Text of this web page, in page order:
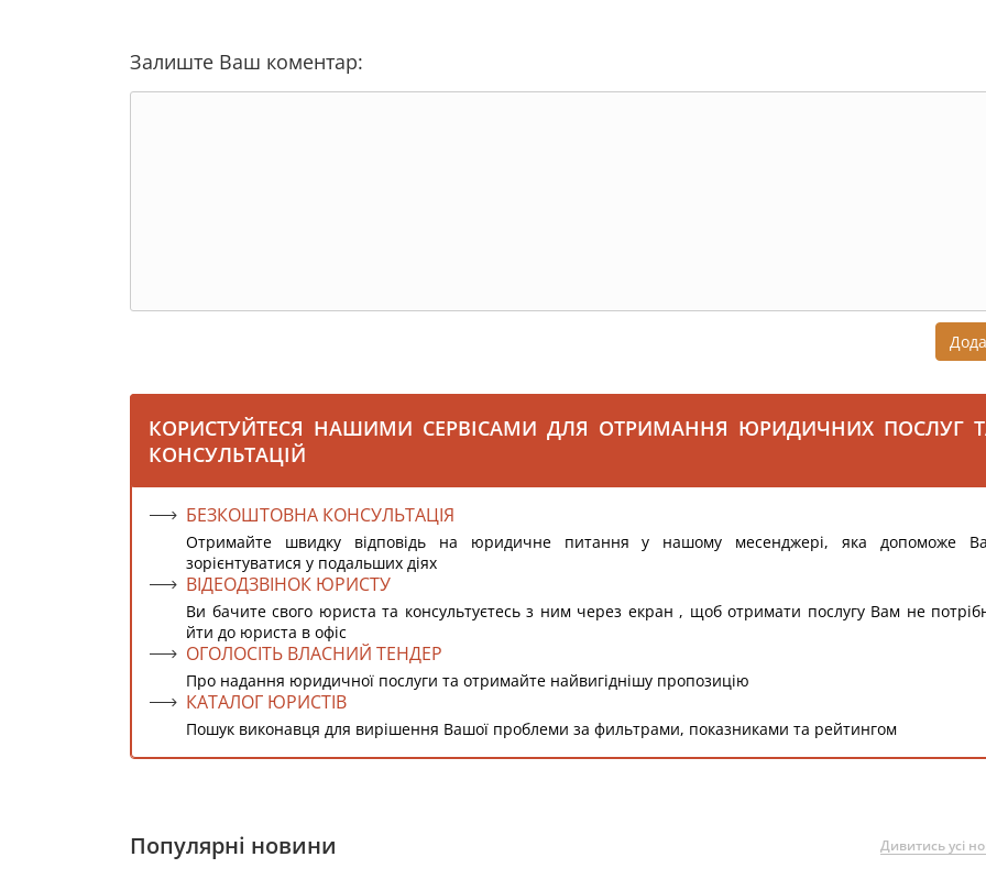
Залиште Ваш коментар:
КОРИСТУЙТЕСЯ НАШИМИ СЕРВІСАМИ ДЛЯ ОТРИМАННЯ ЮРИДИЧНИХ ПОСЛУГ
КОНСУЛЬТАЦІЙ
БЕЗКОШТОВНА КОНСУЛЬТАЦІЯ
Отримайте швидку відповідь на юридичне питання у нашому месенджері, яка допоможе
зорієнтуватися у подальших діях
ВІДЕОДЗВІНОК ЮРИСТУ
Ви бачите свого юриста та консультуєтесь з ним через екран , щоб отримати послугу Вам не
йти до юриста в офіс
ОГОЛОСІТЬ ВЛАСНИЙ ТЕНДЕР
Про надання юридичної послуги та отримайте найвигіднішу пропозицію
КАТАЛОГ ЮРИСТІВ
Пошук виконавця для вирішення Вашої проблеми за фильтрами, показниками та рейтингом
Популярні новини Дивитись усі